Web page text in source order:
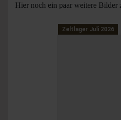
Hier noch ein paar weitere Bilder
Zeltlager Juli 2026